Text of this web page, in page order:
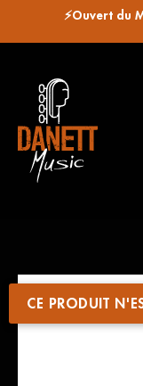
⚡Ouvert du
CE PRODUIT